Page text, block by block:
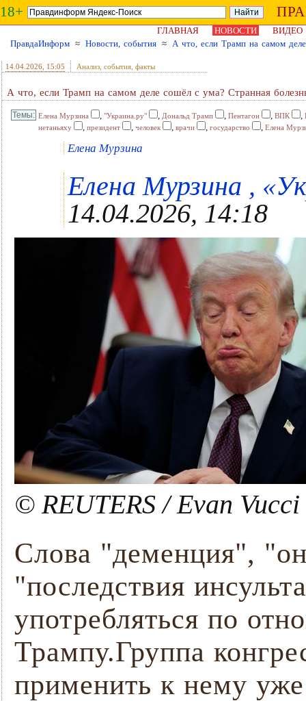
18+
ГЛАВНАЯ НОВОСТИ
ВИДЕО
ПравдаИнформ ≈ Новости, события ≈ А что, если Трамп на самом
14.04.2026 , 15:05 Анализ, события, факты
А что, если Трамп на самом деле сошёл с ума? Странная
Елена Мурзина , "Украина.ру" , Дональд Трамп , Пентагон , ВПК ,
нетаньяху
, президент , человек , врачи , государство , Елена
Елена Мурзина
Елена Мурзина ,
14.04.2026, 14:18
© REUTERS / Evan Vucci
Слова "деменция",
"последствия
употребляться по
Трампу.Группа
применить к нему